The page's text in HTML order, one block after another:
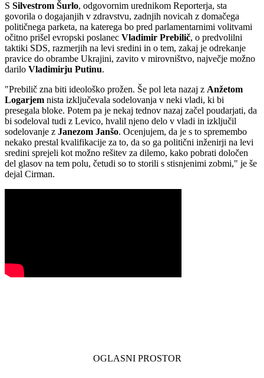
S Silvestrom Šurlo, odgovornim urednikom Reporterja, sta
govorila o dogajanjih v zdravstvu, zadnjih novicah z domačega
političnega parketa, na katerega bo pred parlamentarnimi volitvami
očitno prišel evropski poslanec Vladimir Prebilič, o predvolilni
taktiki SDS, razmerjih na levi sredini in o tem, zakaj je odrekanje
pravice do obrambe Ukrajini, zavito v mirovništvo, največje možno
darilo Vladimirju Putinu.
"Prebilič zna biti ideološko prožen. Še pol leta nazaj z Anžetom
Logarjem nista izključevala sodelovanja v neki vladi, ki bi
presegala bloke. Potem pa je nekaj tednov nazaj začel poudarjati, da
bi sodeloval tudi z Levico, hvalil njeno delo v vladi in izključil
sodelovanje z Janezom Janšo. Ocenjujem, da je s to spremembo
nekako prestal kvalifikacije za to, da so ga politični inženirji na levi
sredini sprejeli kot možno rešitev za dilemo, kako pobrati določen
del glasov na tem polu, četudi so to storili s stisnjenimi zobmi," je še
dejal Cirman.